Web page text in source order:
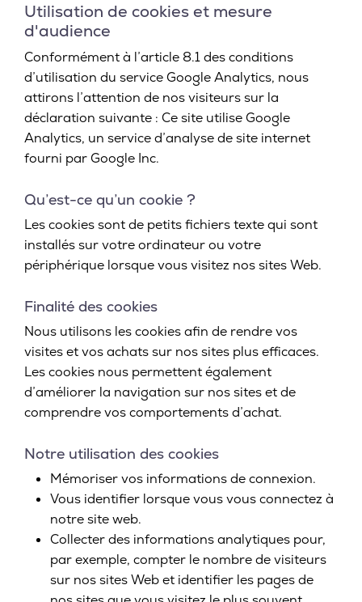
Utilisation de cookies et mesure
d'audience
Conformément à l’article 8.1 des conditions
d’utilisation du service Google Analytics, nous
attirons l’attention de nos visiteurs sur la
déclaration suivante : Ce site utilise Google
Analytics, un service d’analyse de site internet
fourni par Google Inc.
Qu’est-ce qu’un cookie ?
Les cookies sont de petits fichiers texte qui sont
installés sur votre ordinateur ou votre
périphérique lorsque vous visitez nos sites Web.
Finalité des cookies
Nous utilisons les cookies afin de rendre vos
visites et vos achats sur nos sites plus efficaces.
Les cookies nous permettent également
d’améliorer la navigation sur nos sites et de
comprendre vos comportements d’achat.
Notre utilisation des cookies
Mémoriser vos informations de connexion.
Vous identifier lorsque vous vous connectez à
notre site web.
Collecter des informations analytiques pour,
par exemple, compter le nombre de visiteurs
sur nos sites Web et identifier les pages de